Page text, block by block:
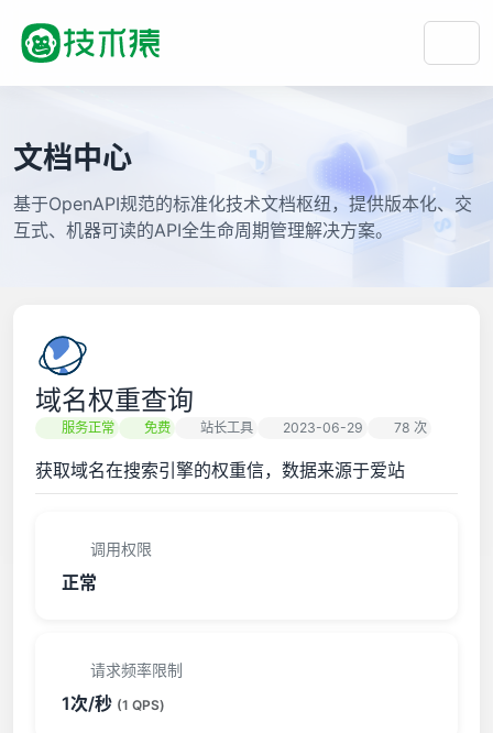
文档中心
基于OpenAPI规范的标准化技术文档枢纽，提供版本化、交
互式、机器可读的API全生命周期管理解决方案。
域名权重查询
服务正常 免费 站长工具 2023-06-29 78 次
获取域名在搜索引擎的权重信，数据来源于爱站
调用权限
正常
请求频率限制
1次/秒 (1 QPS)